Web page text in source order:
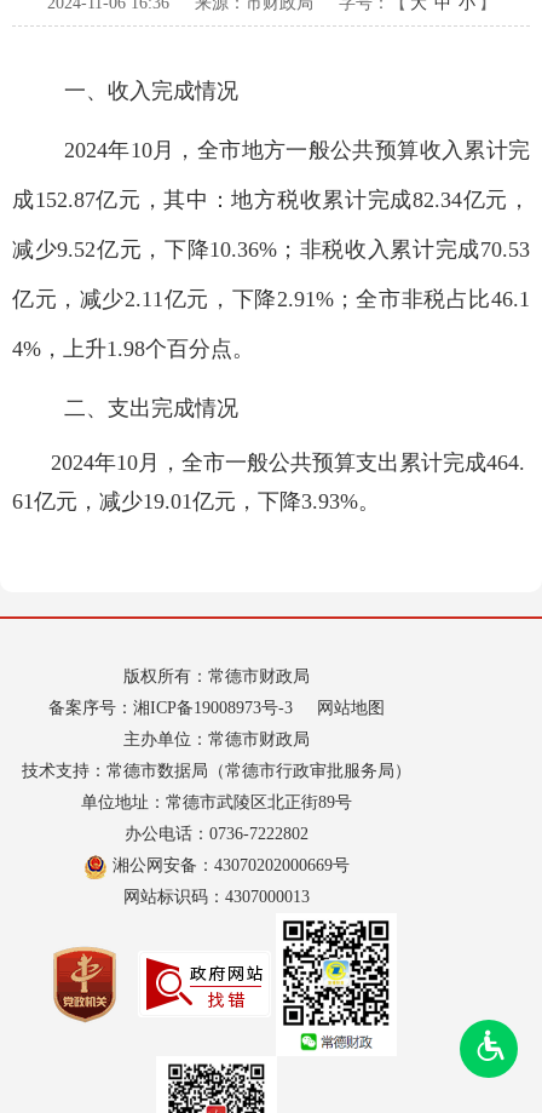
一、收入完成情况
2024年10月，全市地方一般公共预算收入累计完
成152.87亿元，其中：地方税收累计完成82.34亿元，
减少9.52亿元，下降10.36%；非税收入累计完成70.53
亿元，减少2.11亿元，下降2.91%；全市非税占比46.1
4%，上升1.98个百分点。
二、支出完成情况
2024年10月，全市一般公共预算支出累计完成464.
61亿元，减少19.01亿元，下降3.93%。
版权所有：常德市财政局
备案序号： 湘ICP备19008973号-3
网站地图
主办单位：常德市财政局
技术支持：常德市数据局（常德市行政审批服务局）
单位地址：常德市武陵区北正街89号
办公电话：0736-7222802
湘公网安备：43070202000669号
网站标识码：4307000013